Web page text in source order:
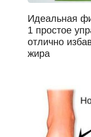
Идеальная
1 простое
отлично
жира